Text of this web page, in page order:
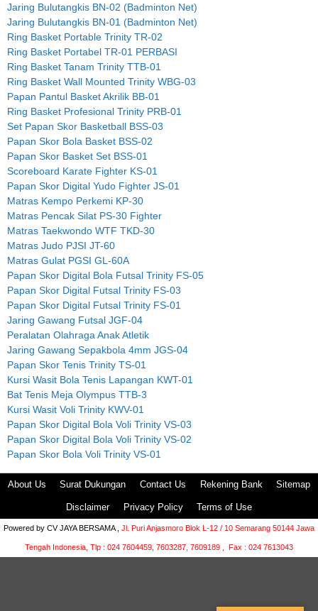
Jaring Bulutangkis BN-02 (Badminton Net)
Jaring Bulutangkis BN-01 (Badminton Net)
Ring Basket Portable Trinity TR-02
Ring Basket Portabel TR-01 PERBASI
Ring Basket Tanam Trinity TTB-01
Ring Basket Wall Mounted Trinity WBG-03
Papan Pantul Basket Akrilik BB-01
Ring Basket Profesional Trinity PRB-01
Set Papan Skor Basketball BSS-03
Papan Skor Bola Basket BSS-02
Papan Skor Basket Set BSS-01
Scoreboard Karate Fighter KS-01
Papan Skor Digital Yudo Fighter JS-01
Matras Kempo Perkemi KP-30
Matras Pencak Silat PS-30 Fighter
Matras Taekwondo WTF TKD-30
Matras Judo PJSI JT-60
Matras Gulat PGSI GL-60A
Papan Skor Digital Bola Futsal Trinity FS-05
Papan Skor Digital Futsal Trinity FS-03
Papan Skor Digital Futsal Trinity FS-01
Jaring Gawang Futsal JGF-04
Peralatan Olahraga Anak Atletik
Jaring Gawang Sepakbola 4mm JGS-04
Papan Skor Tenis Trinity TS-01
Kursi Wasit Bola Tenis Lapangan KWT-01
Bat Tenis Meja Olympus TTB-3
Kursi Wasit Voli Trinity KWV-01
Papan Skor Digital Bola Voli Trinity VS-03
Papan Skor Digital Bola Voli Trinity VS-02
Papan Skor Bola Voli Trinity VS-01
About Us Surat Dukungan Contact Us Rekening Bank Sitemap
Disclaimer Privacy Policy Terms of Use
Powered by CV JAYA BERSAMA , Jl. Puri Anjasmoro Blok L-12 / 10 Semarang 50144 Jawa
Tengah Indonesia, Tlp : 024 7604459, 7603287, 7609189 , Fax : 024 7613043